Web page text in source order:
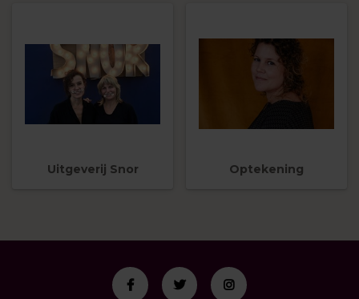
Uitgeverij Snor Optekening